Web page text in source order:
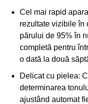
Cel mai rapid
rezultate vizibile în
părului de 95% în
completă pentru
o dată la două
Delicat cu pielea:
determinarea
ajustând automat